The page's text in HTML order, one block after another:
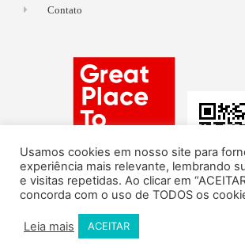
Contato
Usamos cookies em nosso site para
experiência mais relevante, lembrando
e visitas repetidas. Ao clicar em
concorda com o uso de TODOS os
Leia mais ACEITAR